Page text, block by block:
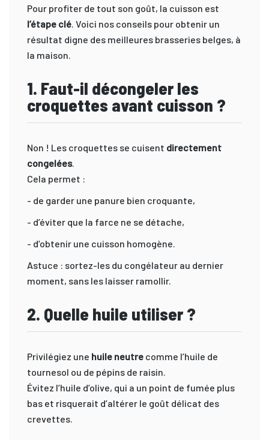
Pour profiter de tout son goût, la cuisson est
l’étape clé . Voici nos conseils pour obtenir un
résultat digne des meilleures brasseries belges, à
la maison.
1. Faut-il décongeler les
croquettes avant cuisson ?
Non ! Les croquettes se cuisent directement
congelées.
Cela permet :
- de garder une panure bien croquante,
- d’éviter que la farce ne se détache,
- d’obtenir une cuisson homogène.
Astuce : sortez-les du congélateur au dernier
moment, sans les laisser ramollir.
2. Quelle huile utiliser ?
Privilégiez une huile neutre comme l’huile de
tournesol ou de pépins de raisin.
Évitez l’huile d’olive, qui a un point de fumée plus
bas et risquerait d’altérer le goût délicat des
crevettes.